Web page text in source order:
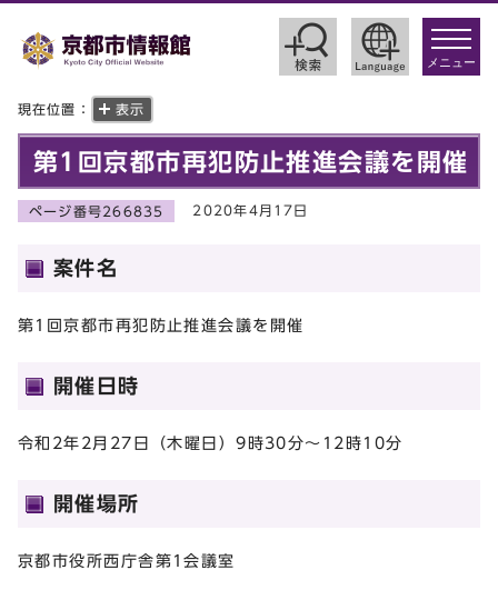
toggle
メニュー
現在位置： 表示
第1回京都市再犯防止推進会議を開催
ページ番号266835 2020年4月17日
案件名
第1回京都市再犯防止推進会議を開催
開催日時
令和2年2月27日（木曜日）9時30分～12時10分
開催場所
京都市役所西庁舎第1会議室